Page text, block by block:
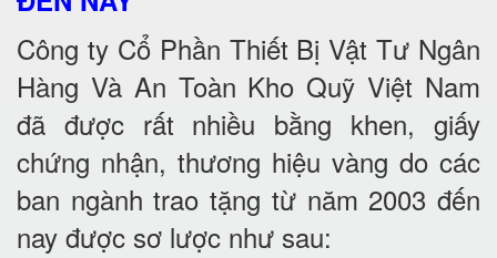
Công ty Cổ Phần Thiết Bị Vật Tư Ngân
Hàng Và An Toàn Kho Quỹ Việt Nam
đã được rất nhiều bằng khen, giấy
chứng nhận, thương hiệu vàng do các
ban ngành trao tặng từ năm 2003 đến
nay được sơ lược như sau: